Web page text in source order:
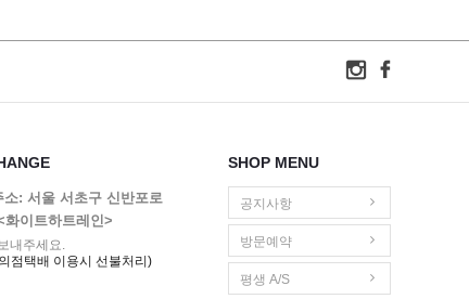
: 서울 서초구 신반포로
이트하트레인>
내주세요.
점택배 이용시 선불처리)
SHOP MENU
공지사항
방문예약
평생 A/S